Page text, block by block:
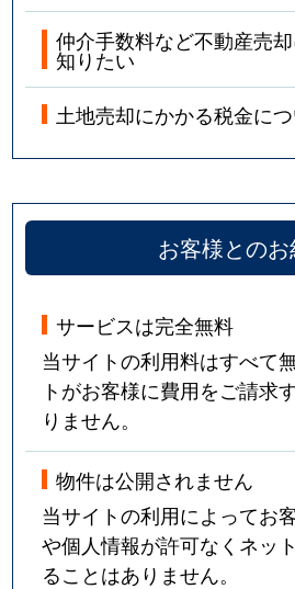
仲介手数料など不動産売
知りたい
土地売却にかかる税金に
お客様との
サービスは完全無料
当サイトの利用料はすべて
トがお客様に費用をご請求
りません。
物件は公開されません
当サイトの利用によってお
や個人情報が許可なくネッ
ることはありません。